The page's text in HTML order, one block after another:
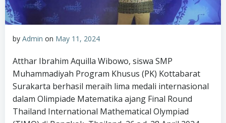
by Admin on May 11, 2024
Atthar Ibrahim Aquilla Wibowo, siswa SMP
Muhammadiyah Program Khusus (PK) Kottabarat
Surakarta berhasil meraih lima medali internasional
dalam Olimpiade Matematika ajang Final Round
Thailand International Mathematical Olympiad